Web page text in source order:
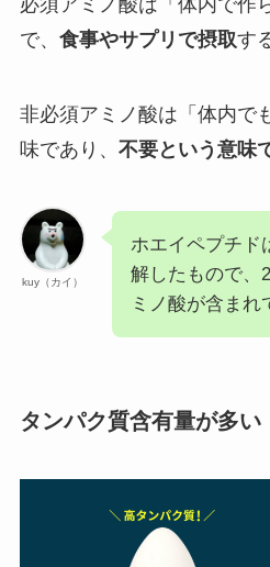
必須アミノ酸は「体内で作
で、 食事やサプリで摂取す
非必須アミノ酸は「体内で
味であり、 不要という意味
kuy（カイ）
ホエイペプチド
解したもので、
ミノ酸が含まれ
タンパク質含有量が多い